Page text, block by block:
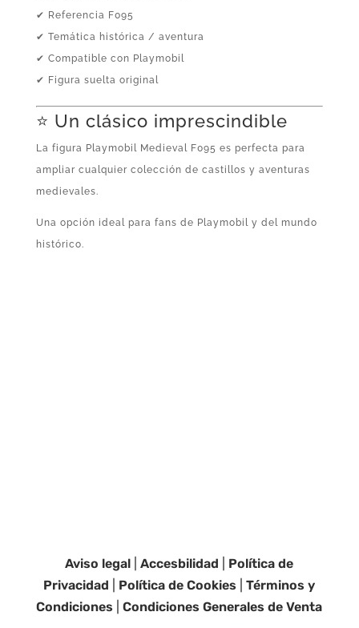
✔ Referencia F095
✔ Temática histórica / aventura
✔ Compatible con Playmobil
✔ Figura suelta original
⭐ Un clásico imprescindible
La figura Playmobil Medieval F095 es perfecta para
ampliar cualquier colección de castillos y aventuras
medievales.
Una opción ideal para fans de Playmobil y del mundo
histórico.
Aviso legal |Accesbilidad
Política de
Privacidad
Política de Cookies |Términos y
Condiciones |Condiciones Generales de Venta